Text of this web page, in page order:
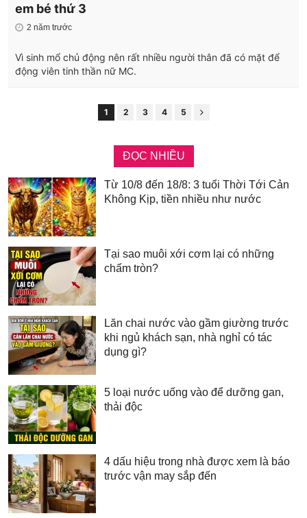
em bé thứ 3
2 năm trước
Vì sinh mổ chủ động nên rất nhiều người thân đã có mặt để
động viên tinh thần nữ MC.
1 2 3 4 5
ĐỌC NHIỀU
Từ 10/8 đến 18/8: 3 tuổi Thời Tới Cản
Không Kịp, tiền nhiều như nước
Tại sao muôi xới cơm lại có những
chấm tròn?
Lăn chai nước vào gầm giường trước
khi ngủ khách sạn, nhà nghỉ có tác
dụng gì?
5 loại nước uống vào để dưỡng gan,
thải độc
4 dấu hiệu trong nhà được xem là báo
trước vận may sắp đến